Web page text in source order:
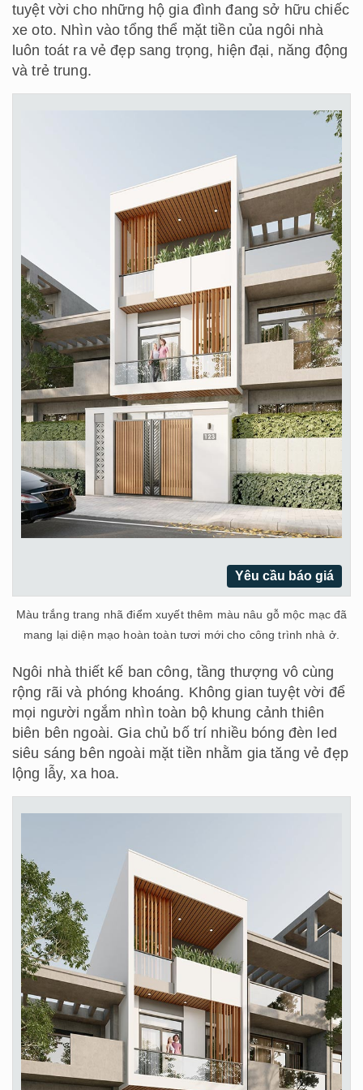
tuyệt vời cho những hộ gia đình đang sở hữu chiếc
xe oto. Nhìn vào tổng thể mặt tiền của ngôi nhà
luôn toát ra vẻ đẹp sang trọng, hiện đại, năng động
và trẻ trung.
Yêu cầu báo giá
Màu trắng trang nhã điểm xuyết thêm màu nâu gỗ mộc mạc đã
mang lại diện mạo hoàn toàn tươi mới cho công trình nhà ở.
Ngôi nhà thiết kế ban công, tầng thượng vô cùng
rộng rãi và phóng khoáng. Không gian tuyệt vời để
mọi người ngắm nhìn toàn bộ khung cảnh thiên
biên bên ngoài. Gia chủ bố trí nhiều bóng đèn led
siêu sáng bên ngoài mặt tiền nhằm gia tăng vẻ đẹp
lộng lẫy, xa hoa.